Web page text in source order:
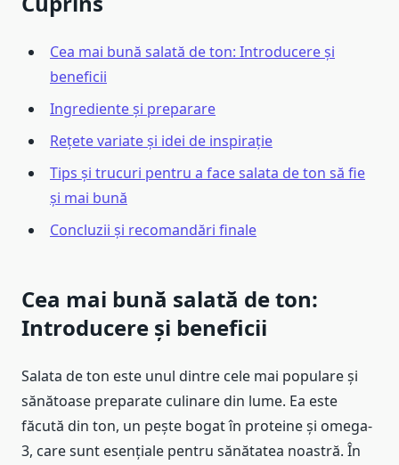
Cea mai bună salată de ton: Introducere și
beneficii
Ingrediente și preparare
Rețete variate și idei de inspirație
Tips și trucuri pentru a face salata de ton să fie
și mai bună
Concluzii și recomandări finale
Cea mai bună salată de ton:
Introducere și beneficii
Salata de ton este unul dintre cele mai populare și
sănătoase preparate culinare din lume. Ea este
făcută din ton, un pește bogat în proteine și omega-
3, care sunt esențiale pentru sănătatea noastră. În